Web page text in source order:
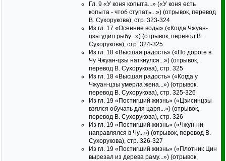
Гл. 9 «У коня копыта...» («У коня есть
копыта - чтоб ступать...») (отрывок, перевод
В. Сухорукова), стр. 323-324
Из гл. 17 «Осенние воды» («Когда Чжуан-
цзы удил рыбу...») (отрывок, перевод В.
Сухорукова), стр. 324-325
Из гл. 18 «Высшая радость» («По дороге в
Чу Чжуан-цзы наткнулся...») (отрывок,
перевод В. Сухорукова), стр. 325
Из гл. 18 «Высшая радость» («Когда у
Чжуан-цзы умерла жена...») (отрывок,
перевод В. Сухорукова), стр. 325-326
Из гл. 19 «Постигший жизнь» («Цзисинцзы
взялся обучать для царя...») (отрывок,
перевод В. Сухорукова), стр. 326
Из гл. 19 «Постигший жизнь» («Чжун-ни
направлялся в Чу...») (отрывок, перевод В.
Сухорукова), стр. 326-327
Из гл. 19 «Постигший жизнь» («Плотник Цин
вырезал из дерева раму...») (отрывок,